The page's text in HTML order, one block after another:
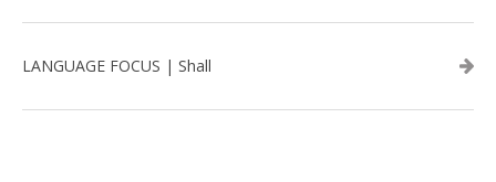
LANGUAGE FOCUS | Shall